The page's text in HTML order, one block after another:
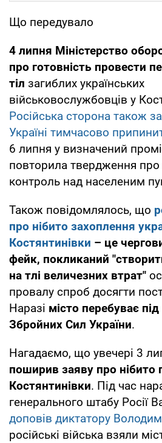
Що передувало
4 липня Міністерство
про готовність провести
тіл загиблих українських
військовослужбовців у
Російська сторона також
Україні тимчасово
6 липня у визначений
повторила твердження про
контроль над населеним
Також повідомлялось, що
про нібито захоплення
Костянтинівки – це
фейк, покликаний
на тлі величезних втрат"
провалу спроб досягти
Наразі місто перебуває
Збройних Сил України.
Нагадаємо, що увечері 3
поширив заяву про нібито
Костянтинівки. Під час
генерального штабу Росії
доповів диктатору
російські війська взяли